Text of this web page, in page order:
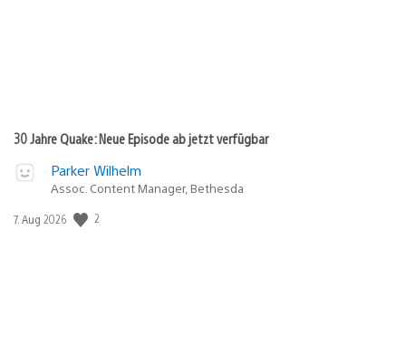
30 Jahre Quake: Neue Episode ab jetzt verfügbar
Parker Wilhelm
Assoc. Content Manager, Bethesda
Veröffentlichungsdatum:
7. Aug 2026 2